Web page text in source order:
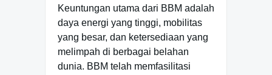
Keuntungan utama dari BBM adalah
daya energi yang tinggi, mobilitas
yang besar, dan ketersediaan yang
melimpah di berbagai belahan
dunia. BBM telah memfasilitasi